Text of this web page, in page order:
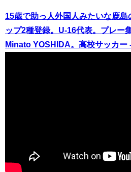
15歳で助っ人外国人みたいな鹿島
ップ2種登録。U-16代表。プレー
Minato YOSHIDA。高校サッカー